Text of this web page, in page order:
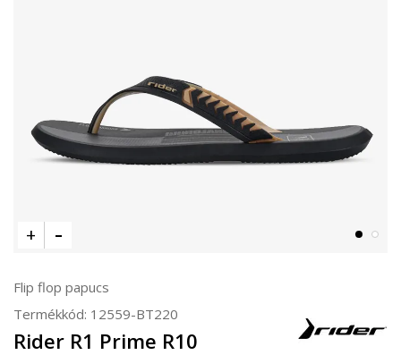
Flip flop papucs
Termékkód: 12559-BT220
Rider R1 Prime R10